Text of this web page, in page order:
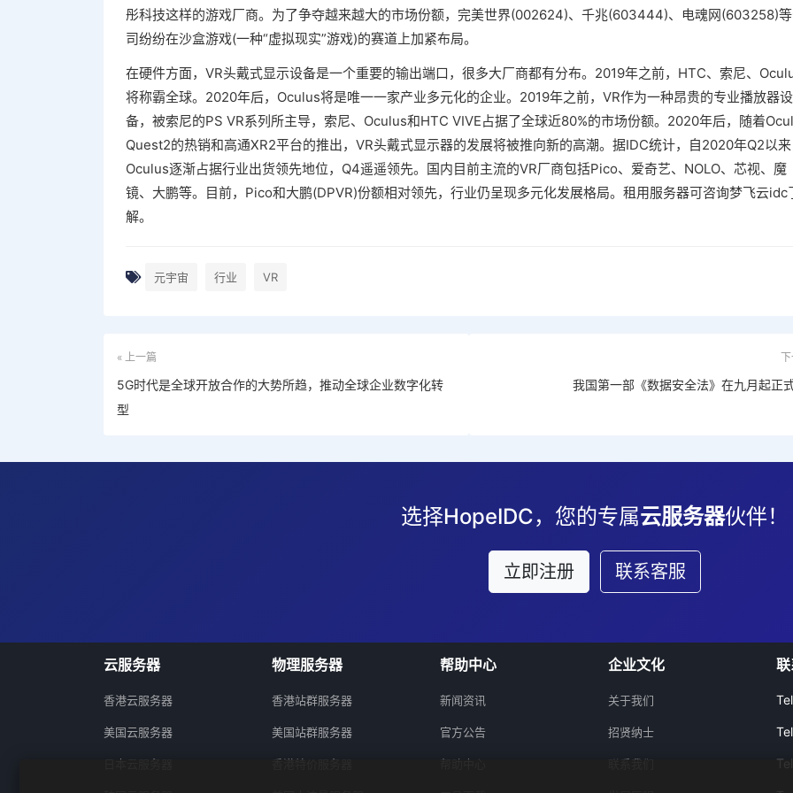
彤科技这样的游戏厂商。为了争夺越来越大的市场份额，完美世界(002624)、千兆(603444)、电魂网(603258)
司纷纷在沙盒游戏(一种“虚拟现实”游戏)的赛道上加紧布局。
在硬件方面，VR头戴式显示设备是一个重要的输出端口，很多大厂商都有分布。2019年之前，HTC、索尼、
将称霸全球。2020年后，Oculus将是唯一一家产业多元化的企业。2019年之前，VR作为一种昂贵的专业播放器设
备，被索尼的PS VR系列所主导，索尼、Oculus和HTC VIVE占据了全球近80%的市场份额。2020年后，随着
Quest2的热销和高通XR2平台的推出，VR头戴式显示器的发展将被推向新的高潮。据IDC统计，自2020年Q2以来
Oculus逐渐占据行业出货领先地位，Q4遥遥领先。国内目前主流的VR厂商包括Pico、爱奇艺、NOLO、芯视、魔
镜、大鹏等。目前，Pico和大鹏(DPVR)份额相对领先，行业仍呈现多元化发展格局。租用服务器可咨询梦飞云idc
解。
元宇宙 行业 VR
« 上一篇
5G时代是全球开放合作的大势所趋，推动全球企业数字化转
型
我国第一部《数据安全法》在九月起正
选择HopeIDC，您的专属云服务器伙伴！
立即注册 联系客服
云服务器
香港云服务器
美国云服务器
日本云服务器
物理服务器
香港站群服务器
美国站群服务器
香港特价服务器
帮助中心
新闻资讯
官方公告
帮助中心
企业文化
关于我们
招贤纳士
联系我们
联